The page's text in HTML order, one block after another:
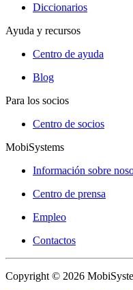
Diccionarios
Ayuda y recursos
Centro de ayuda
Blog
Para los socios
Centro de socios
MobiSystems
Información sobre
Centro de prensa
Empleo
Contactos
Copyright © 2026